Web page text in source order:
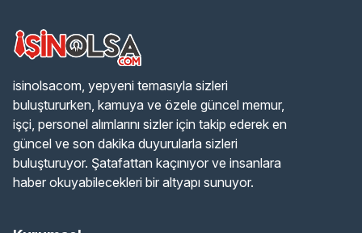
isinolsacom, yepyeni temasıyla sizleri
buluştururken, kamuya ve özele güncel memur,
işçi, personel alımlarını sizler için takip ederek en
güncel ve son dakika duyurularla sizleri
buluşturuyor. Şatafattan kaçınıyor ve insanlara
haber okuyabilecekleri bir altyapı sunuyor.